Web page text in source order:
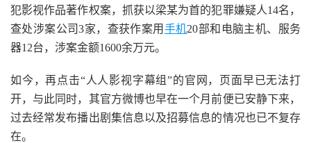
犯影视作品著作权案，抓获以梁某为首的犯罪嫌疑人14名，
查处涉案公司3家，查获作案用 手机20部和电脑主机、服务
器12台，涉案金额1600余万元。
如今，再点击“人人影视字幕组”的官网，页面早已无法打
开，与此同时，其官方微博也早在一个月前便已安静下来，
过去经常发布播出剧集信息以及招募信息的情况也已不复存
在。